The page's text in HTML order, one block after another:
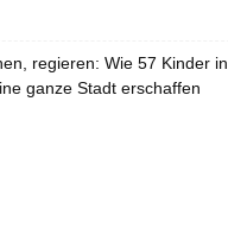
regieren: Wie 57 Kinder in
ganze Stadt erschaffen